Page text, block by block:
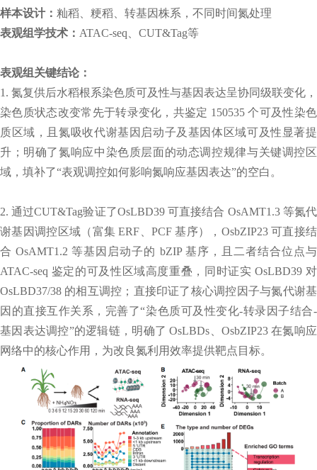
样本设计： 籼稻、粳稻、转基因株系，不同时间氮处理
表观组学技术： ATAC-seq、CUT&Tag等
表观组关键结论：
1. 氮复供后水稻根系染色质可及性与基因表达呈协同级联变化，
染色质状态改变常先于转录变化，共鉴定 150535 个可及性染色
质区域，且氮吸收代谢基因启动子及基因体区域可及性显著提
升；明确了氮响应中染色质层面的动态调控规律与关键调控区
域，填补了“表观调控如何影响氮响应基因表达”的空白。
2. 通过CUT&Tag验证了OsLBD39 可直接结合 OsAMT1.3 等氮代
谢基因调控区域（富集 ERF、PCF 基序），OsbZIP23 可直接结
合 OsAMT1.2 等基因启动子的 bZIP 基序，且二者结合位点与
ATAC-seq 鉴定的可及性区域高度重叠，同时证实 OsLBD39 对
OsLBD37/38 的相互调控；直接印证了核心调控因子与氮代谢基
因的直接互作关系，完善了“染色质可及性变化-转录因子结合-
基因表达调控”的逻辑链，明确了 OsLBDs、OsbZIP23 在氮响应
网络中的核心作用，为改良氮利用效率提供靶点目标。